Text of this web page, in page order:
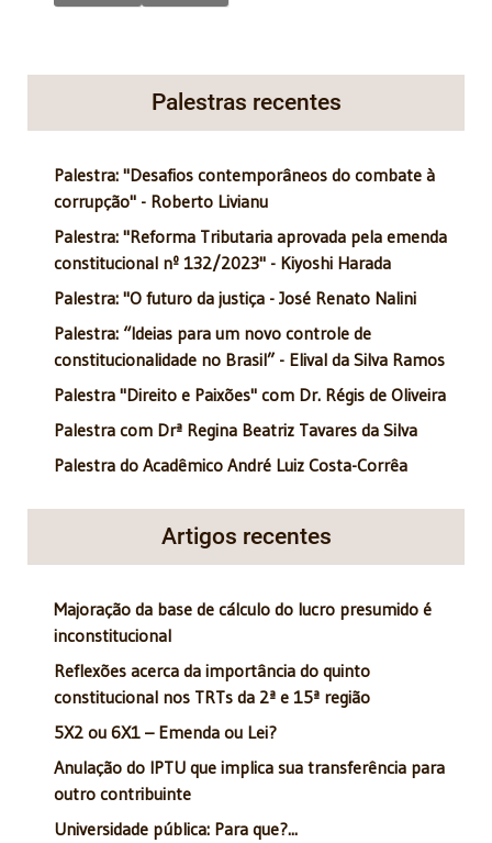
Palestras recentes
Palestra: "Desafios contemporâneos do combate à
corrupção" - Roberto Livianu
Palestra: "Reforma Tributaria aprovada pela emenda
constitucional nº 132/2023" - Kiyoshi Harada
Palestra: "O futuro da justiça - José Renato Nalini
Palestra: “Ideias para um novo controle de
constitucionalidade no Brasil” - Elival da Silva Ramos
Palestra "Direito e Paixões" com Dr. Régis de Oliveira
Palestra com Drª Regina Beatriz Tavares da Silva
Palestra do Acadêmico André Luiz Costa-Corrêa
Artigos recentes
Majoração da base de cálculo do lucro presumido é
inconstitucional
Reflexões acerca da importância do quinto
constitucional nos TRTs da 2ª e 15ª região
5X2 ou 6X1 – Emenda ou Lei?
Anulação do IPTU que implica sua transferência para
outro contribuinte
Universidade pública: Para que?...